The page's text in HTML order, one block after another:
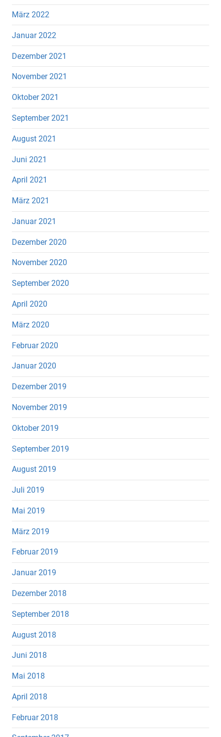
März 2022
Januar 2022
Dezember 2021
November 2021
Oktober 2021
September 2021
August 2021
Juni 2021
April 2021
März 2021
Januar 2021
Dezember 2020
November 2020
September 2020
April 2020
März 2020
Februar 2020
Januar 2020
Dezember 2019
November 2019
Oktober 2019
September 2019
August 2019
Juli 2019
Mai 2019
März 2019
Februar 2019
Januar 2019
Dezember 2018
September 2018
August 2018
Juni 2018
Mai 2018
April 2018
Februar 2018